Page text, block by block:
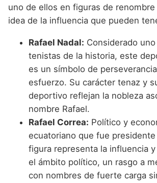
uno de ellos en figuras de
idea de la influencia que pueden
Rafael Nadal: Considerado
tenistas de la historia, este
es un símbolo de
esfuerzo. Su carácter tenaz y
deportivo reflejan la nobleza
nombre Rafael.
Rafael Correa: Político y
ecuatoriano que fue presidente
figura representa la influencia
el ámbito político, un rasgo a
con nombres de fuerte carga